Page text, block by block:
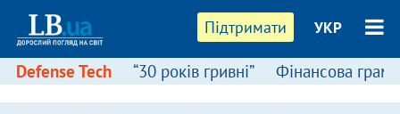
Підтримати УКР
Defense Tech “30 років гривні” Фінансова